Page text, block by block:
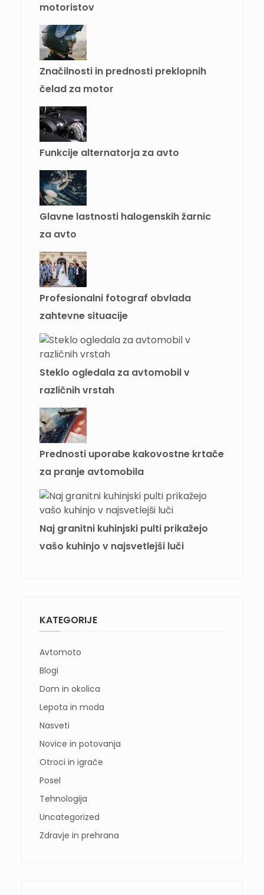
motoristov
Značilnosti in prednosti preklopnih
čelad za motor
Funkcije alternatorja za avto
Glavne lastnosti halogenskih žarnic
za avto
Profesionalni fotograf obvlada
zahtevne situacije
Steklo ogledala za avtomobil v
različnih vrstah
Prednosti uporabe kakovostne krtače
za pranje avtomobila
Naj granitni kuhinjski pulti prikažejo
vašo kuhinjo v najsvetlejši luči
KATEGORIJE
Avtomoto
Blogi
Dom in okolica
Lepota in moda
Nasveti
Novice in potovanja
Otroci in igrače
Posel
Tehnologija
Uncategorized
Zdravje in prehrana